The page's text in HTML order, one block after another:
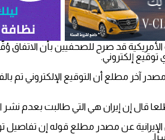
قد صرح للصحفيين بأن الاتفاق
إلكتروني.
آخر مطلع أن التوقيع الإلكتروني تم
قال إن إيران هي التي طالبت بعدم نشر
عن مصدر مطلع قوله إن تفاصيل